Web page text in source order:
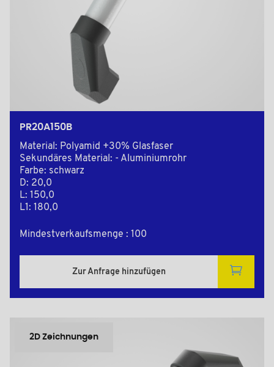
PR20A150B
Material: Polyamid +30% Glasfaser
Sekundäres Material: - Aluminiumrohr
Farbe: schwarz
D: 20,0
L: 150,0
L1: 180,0
Mindestverkaufsmenge : 100
Zur Anfrage hinzufügen
2D Zeichnungen